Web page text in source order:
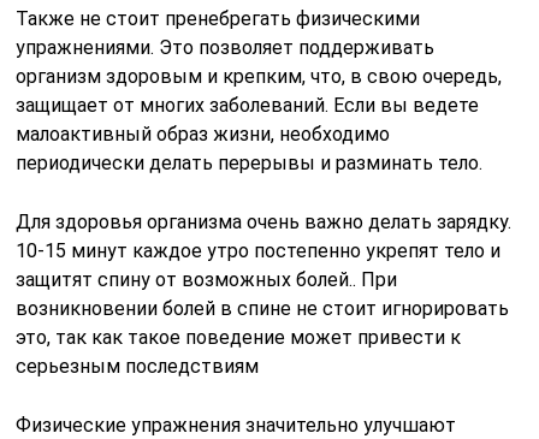
Также не стоит пренебрегать физическими
упражнениями. Это позволяет поддерживать
организм здоровым и крепким, что, в свою очередь,
защищает от многих заболеваний. Если вы ведете
малоактивный образ жизни, необходимо
периодически делать перерывы и разминать тело.
Для здоровья организма очень важно делать зарядку.
10-15 минут каждое утро постепенно укрепят тело и
защитят спину от возможных болей.. При
возникновении болей в спине не стоит игнорировать
это, так как такое поведение может привести к
серьезным последствиям
Физические упражнения значительно улучшают